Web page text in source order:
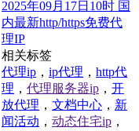
2025年09月17日10时 国
内最新http/https免费代
理IP
相关标签
代理ip ， ip代理 ， http代
理 ， 代理服务器ip ， 开
放代理 ， 文档中心 ， 新
闻活动 ， 动态住宅ip ，